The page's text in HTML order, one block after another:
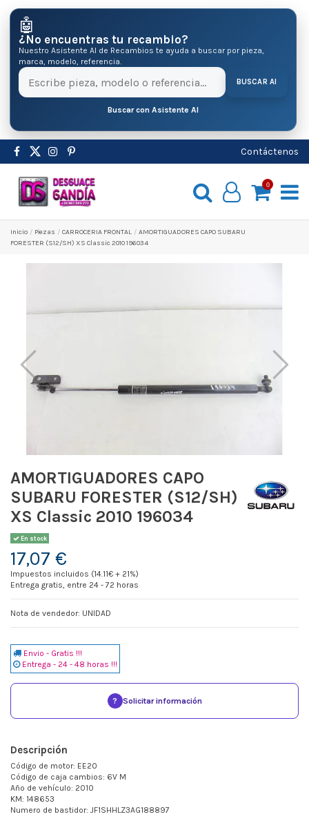
🤖
¿No encuentras tu recambio?
Nuestro Asistente AI de Recambios te ayuda a buscar por pieza,
marca, modelo, referencia.
BUSCAR AI
Buscar con Asistente AI
Contáctenos
0
Inicio Pіezas CARROCERIA FRONTAL
AMORTIGUADORES CAPO SUBARU
FORESTER (S12/SH) XS Classic 2010 196034
AMORTIGUADORES CAPO
SUBARU FORESTER (S12/SH)
XS Classic 2010 196034
En stock
17,07 €
Impuestos incluidos (14.11€ + 21%)
Entrega gratis, entre 24 - 72 horas
Nota de vendedor: UNIDAD
Envio - Gratis !!!
Entrega - 24 - 48 horas !!!
? Solicitar información
Descripción
Código de motor: EE20
Código de caja cambios: 6V M
Año de vehículo: 2010
KM: 148653
Numero de bastidor: JF1SHHLZ3AG188897